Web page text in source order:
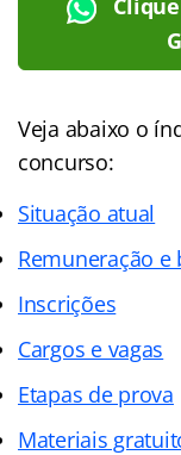
Veja abaixo o
concurso:
Situação atual
Remuneração e
Inscrições
Cargos e vagas
Etapas de prova
Materiais